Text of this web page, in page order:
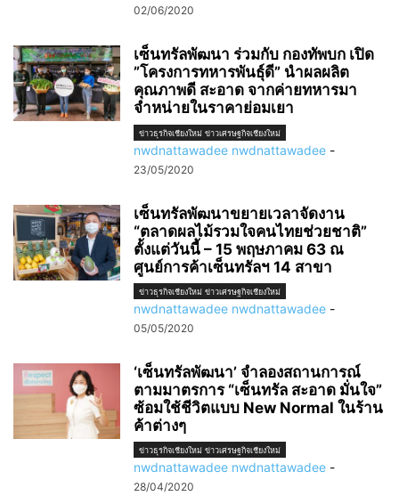
02/06/2020
เซ็นทรัลพัฒนา ร่วมกับ กองทัพบก เปิด
”โครงการทหารพันธุ์ดี” นำผลผลิต
คุณภาพดี สะอาด จากค่ายทหารมา
จำหน่ายในราคาย่อมเยา
ข่าวธุรกิจเชียงใหม่ ข่าวเศรษฐกิจเชียงใหม่
nwdnattawadee nwdnattawadee -
23/05/2020
เซ็นทรัลพัฒนาขยายเวลาจัดงาน
“ตลาดผลไม้รวมใจคนไทยช่วยชาติ”
ตั้งแต่วันนี้ – 15 พฤษภาคม 63 ณ
ศูนย์การค้าเซ็นทรัลฯ 14 สาขา
ข่าวธุรกิจเชียงใหม่ ข่าวเศรษฐกิจเชียงใหม่
nwdnattawadee nwdnattawadee -
05/05/2020
‘เซ็นทรัลพัฒนา’ จำลองสถานการณ์
ตามมาตรการ “เซ็นทรัล สะอาด มั่นใจ”
ซ้อมใช้ชีวิตแบบ New Normal ในร้าน
ค้าต่างๆ
ข่าวธุรกิจเชียงใหม่ ข่าวเศรษฐกิจเชียงใหม่
nwdnattawadee nwdnattawadee -
28/04/2020